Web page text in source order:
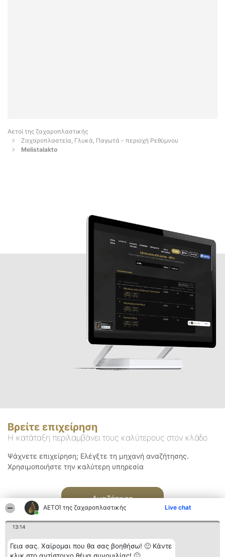
ΑΕΤΟΊ της ζαχαροπλαστικής Live chat
13:14
Γεια σας. Χαίρομαι που θα σας βοηθήσω! 🙂 Κάντε
Αετοί της ζαχαροπλαστικής
Ζαχαροπλαστεία, Γλυκά, Παγωτά - περιοχή Ρεθύμνου
Melistalakto
Βρείτε επιχείρηση
Η κατάταξη περιλαμβάνει τους καλύτερους στον κλάδο
Ψάχνετε επιχείρηση; Ελέγξτε τη μηχανή αναζήτησης.
Χρησιμοποιήστε την καλύτερη υπηρεσία
Αναζήτηση